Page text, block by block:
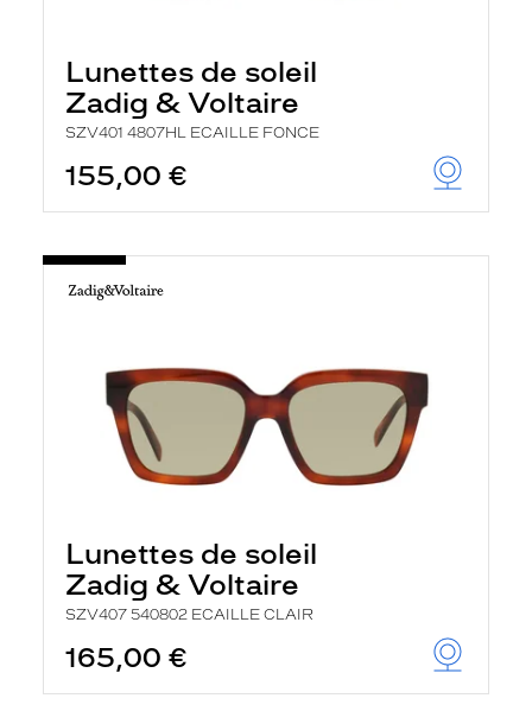
Lunettes de soleil
Zadig & Voltaire
SZV401 4807HL ECAILLE FONCE
155,00 €
Lunettes de soleil
Zadig & Voltaire
SZV407 540802 ECAILLE CLAIR
165,00 €